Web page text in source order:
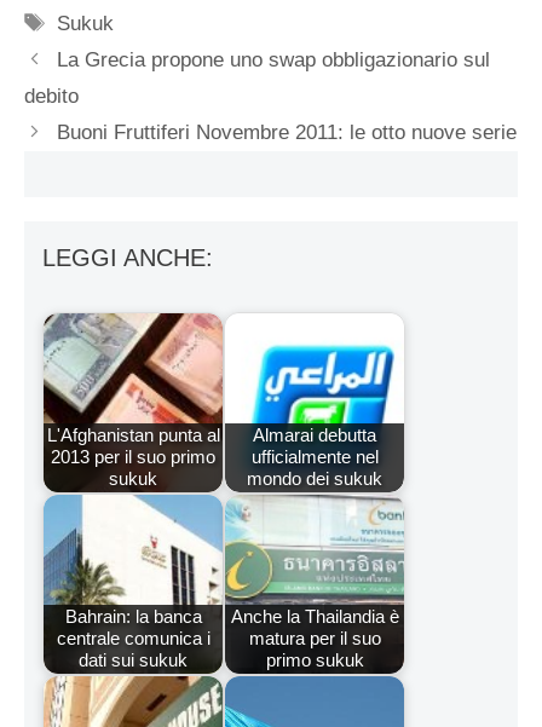
Tag
Sukuk
La Grecia propone uno swap obbligazionario sul
debito
Buoni Fruttiferi Novembre 2011: le otto nuove serie
LEGGI ANCHE:
L'Afghanistan punta al
2013 per il suo primo
sukuk
Almarai debutta
ufficialmente nel
mondo dei sukuk
Bahrain: la banca
centrale comunica i
dati sui sukuk
Anche la Thailandia è
matura per il suo
primo sukuk